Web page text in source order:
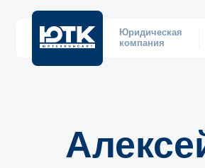
Юридическая
компания